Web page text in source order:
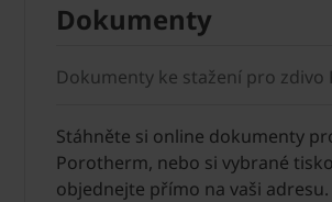
Dokumenty
Dokumenty ke stažení pro zdivo
Stáhněte si online dokumenty
Porotherm, nebo si vybrané
objednejte přímo na vaši adresu.